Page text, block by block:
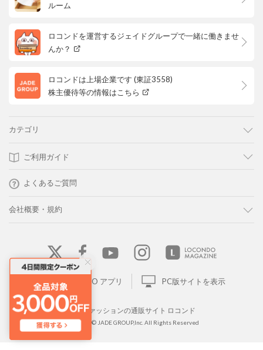
ルーム
ロコンドを運営するジェイドグループで一緒に働きませ
んか？
ロコンドは上場企業です (東証3558)
株主優待等の情報はこちら
カテゴリ
ご利用ガイド
よくあるご質問
会社概要・規約
LOCONDO アプリ PC版サイトを表示
靴とファッションの通販サイト ロコンド
Copyright © JADE GROUP,Inc. All Rights Reserved